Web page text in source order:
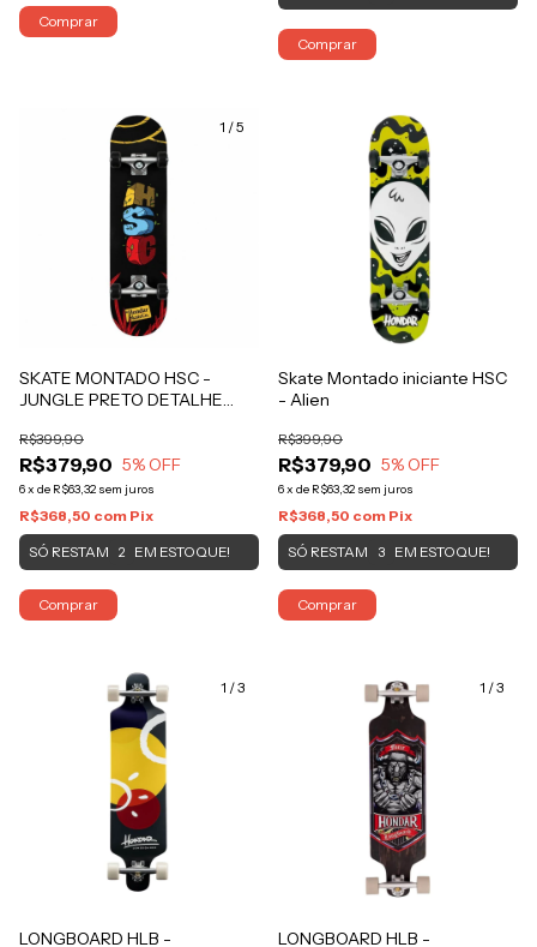
Comprar
Comprar
1 /5
SKATE MONTADO HSC -
JUNGLE PRETO DETALHE
R$379,90
R$399,90
5% OFF
6x de R$63,32 sem juros
R$368,50 com Pix
SÓ RESTAM 2 EM ESTOQUE!
Comprar
Skate Montado iniciante HSC
- Alien
R$379,90
R$399,90
5% OFF
6x de R$63,32 sem juros
R$368,50 com Pix
SÓ RESTAM 3 EM ESTOQUE!
Comprar
1 /3
LONGBOARD HLB -
1 /3
LONGBOARD HLB -